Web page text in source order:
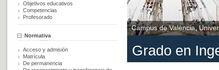
Objetivos educativos
Competencias
Profesorado
Normativa
Acceso y admisión
Matrícula
De permanencia
Campus de València,
Grado en